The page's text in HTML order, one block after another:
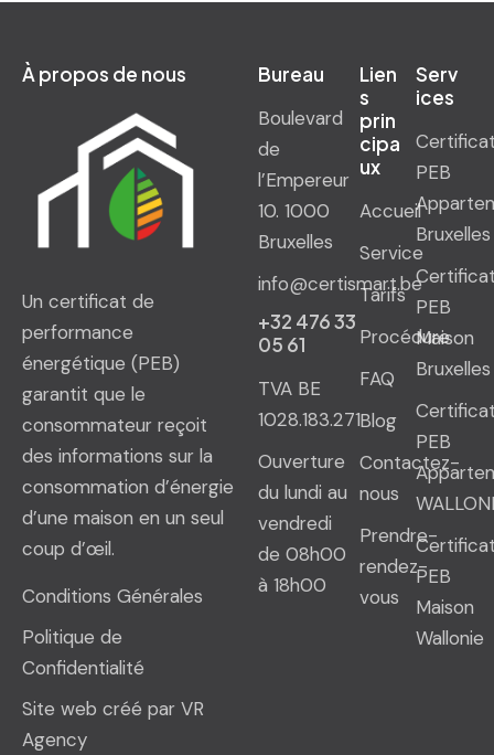
À propos de nous
Un certificat de
performance
énergétique (PEB)
garantit que le
consommateur reçoit
des informations sur la
consommation d’énergie
d’une maison en un seul
coup d’œil.
Conditions Générales
Politique de
Confidentialité
Site web créé par VR
Agency
Bureau
Boulevard
de
l’Empereur
10. 1000
Bruxelles
info@certismart.be
+32 476 33
05 61
TVA BE
1028.183.271
Ouverture
du lundi au
vendredi
de 08h00
à 18h00
Lien
s
prin
cipa
ux
Accueil
Service
Tarifs
Procédure
FAQ
Blog
Contactez-
nous
Prendre-
rendez-
vous
Serv
ices
PEB
Bruxelles
PEB
Maison
Bruxelles
PEB
PEB
Maison
Wallonie